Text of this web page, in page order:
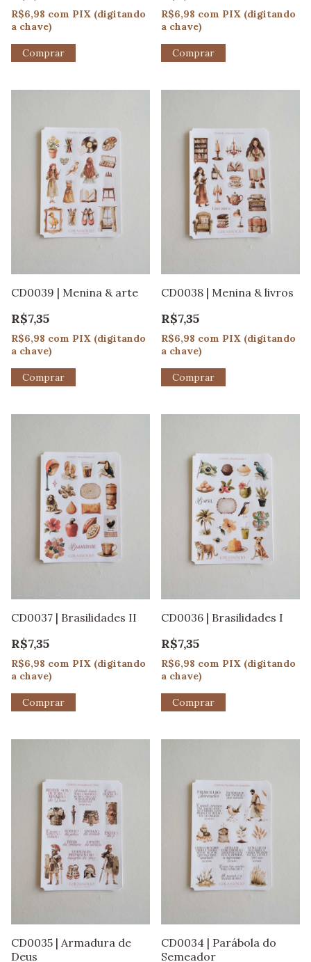
R$6,98 com PIX (digitando
a chave)
R$6,98 com PIX (digitando
a chave)
CD0039 | Menina & arte
R$7,35
R$6,98 com PIX (digitando
a chave)
CD0038 | Menina & livros
R$7,35
R$6,98 com PIX (digitando
a chave)
CD0037 | Brasilidades II
R$7,35
R$6,98 com PIX (digitando
a chave)
CD0036 | Brasilidades I
R$7,35
R$6,98 com PIX (digitando
a chave)
CD0035 | Armadura de
Deus
CD0034 | Parábola do
Semeador